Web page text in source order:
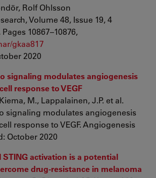
Rolf Ohlsson
Volume 48, Issue 19, 4
10867–10876,
gkaa817
2020
signaling modulates angiogenesis
response to VEGF
M., Lappalainen, J.P. et al.
signaling modulates angiogenesis
response to VEGF. Angiogenesis
October 2020
STING activation is a potential
drug-resistance in melanoma